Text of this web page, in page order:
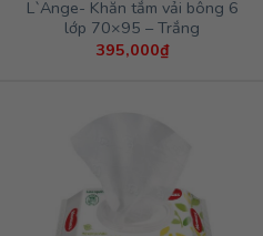
L`Ange- Khăn tắm vải bông 6
lớp 70×95 – Trắng
395,000₫